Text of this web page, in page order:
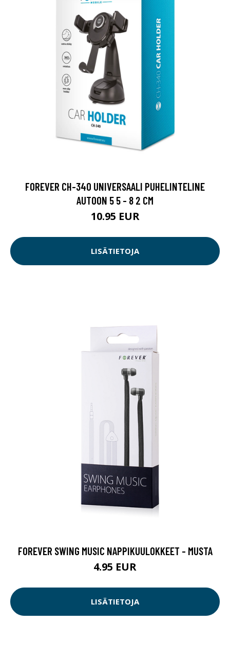
FOREVER CH-340 UNIVERSAALI PUHELINTELINE
AUTOON 5 5 - 8 2 CM
10.95 EUR
LISÄTIETOJA
FOREVER SWING MUSIC NAPPIKUULOKKEET - MUSTA
4.95 EUR
LISÄTIETOJA